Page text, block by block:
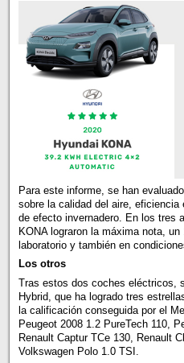
Para este informe, se han
sobre la calidad del aire,
de efecto invernadero. En los tres
KONA lograron la máxima nota,
laboratorio y también en
Los otros
Tras estos dos coches eléctricos,
Hybrid, que ha logrado tres
la calificación conseguida por el
Peugeot 2008 1.2 PureTech 110,
Renault Captur TCe 130, Renault
Volkswagen Polo 1.0 TSI.